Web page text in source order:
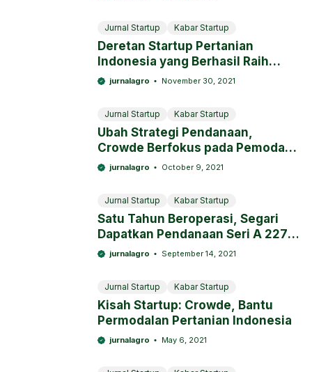
Jurnal Startup Kabar Startup
Deretan Startup Pertanian
Indonesia yang Berhasil Raih
Investasi Miliaran
jurnalagro November 30, 2021
Jurnal Startup Kabar Startup
Ubah Strategi Pendanaan,
Crowde Berfokus pada Pemodal
Institusi
jurnalagro October 9, 2021
Jurnal Startup Kabar Startup
Satu Tahun Beroperasi, Segari
Dapatkan Pendanaan Seri A 227,6
Miliar Rupiah Dipimpin Go-
jurnalagro September 14, 2021
Jurnal Startup Kabar Startup
Kisah Startup: Crowde, Bantu
Permodalan Pertanian Indonesia
jurnalagro May 6, 2021